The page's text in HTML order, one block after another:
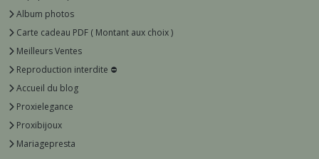
Album photos
Carte cadeau PDF ( Montant aux choix )
Meilleurs Ventes
Reproduction interdite ⛔️
Accueil du blog
Proxielegance
Proxibijoux
Mariagepresta